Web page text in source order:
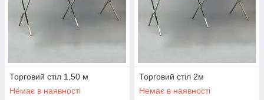
Торговий стіл 1,50 м
Немає в наявності
Торговий стіл 2м
Немає в наявності